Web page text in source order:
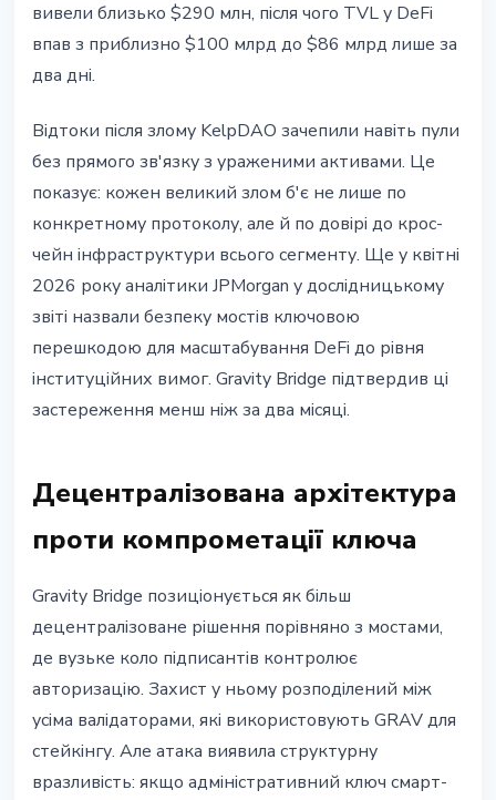
вивели близько $290 млн, після чого TVL у DeFi
впав з приблизно $100 млрд до $86 млрд лише за
два дні.
Відтоки після злому KelpDAO зачепили навіть пули
без прямого зв'язку з ураженими активами. Це
показує: кожен великий злом б'є не лише по
конкретному протоколу, але й по довірі до крос-
чейн інфраструктури всього сегменту. Ще у квітні
2026 року аналітики JPMorgan у дослідницькому
звіті назвали безпеку мостів ключовою
перешкодою для масштабування DeFi до рівня
інституційних вимог. Gravity Bridge підтвердив ці
застереження менш ніж за два місяці.
Децентралізована архітектура
проти компрометації ключа
Gravity Bridge позиціонується як більш
децентралізоване рішення порівняно з мостами,
де вузьке коло підписантів контролює
авторизацію. Захист у ньому розподілений між
усіма валідаторами, які використовують GRAV для
стейкінгу. Але атака виявила структурну
вразливість: якщо адміністративний ключ смарт-